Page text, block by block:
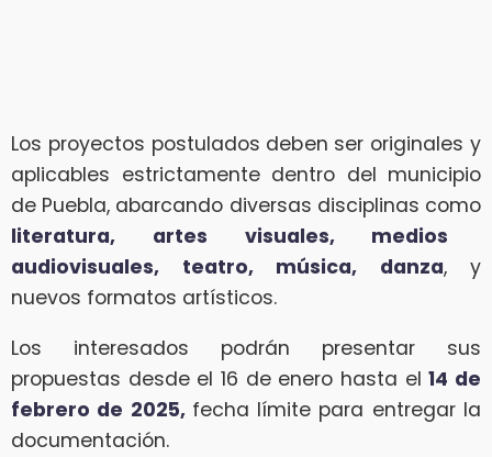
Los proyectos postulados deben ser originales y
aplicables estrictamente dentro del municipio
de Puebla, abarcando diversas disciplinas como
literatura, artes visuales, medios
audiovisuales, teatro, música, danza, y
nuevos formatos artísticos.
Los interesados podrán presentar sus
propuestas desde el 16 de enero hasta el14 de
febrero de 2025, fecha límite para entregar la
documentación.